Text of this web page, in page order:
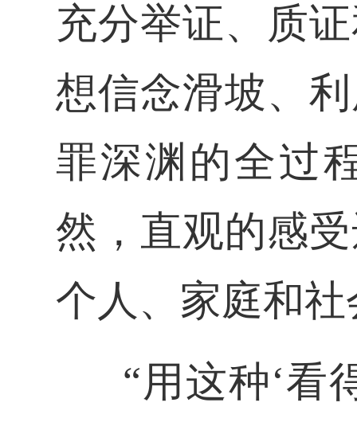
充分举证、质
想信念滑坡、
罪深渊的全过
然，直观的感受
个人、家庭和
“用这种‘看